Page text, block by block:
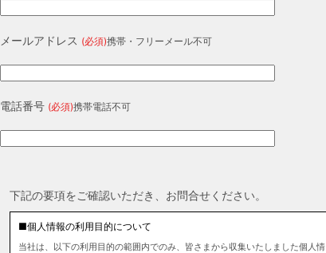
メールアドレス (必須)携帯・フリーメール不可
電話番号 (必須)携帯電話不可
下記の要項をご確認いただき、お問合せください。
■個人情報の利用目的について
当社は、以下の利用目的の範囲内でのみ、皆さまから収集いたしました個人情